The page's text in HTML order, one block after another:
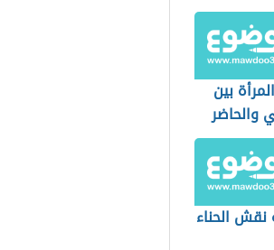
بين
والحاضر
الحناء